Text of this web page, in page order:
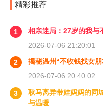
精彩推荐
1
相亲迷局：27岁的我与
2026-07-06 21:20:01
2
揭秘温州“不收钱找女
2026-07-06 20:40:02
3
耿马离异带娃妈妈的同
与温暖